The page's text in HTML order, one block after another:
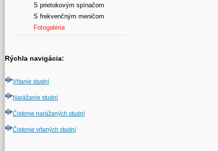
S prietokovým spínačom
S frekvenčným meničom
Fotogaléria
Rýchla navigácia:
Vŕtanie studní
Narážanie studní
Čistenie narážaných studní
Čistenie vŕtaných studní